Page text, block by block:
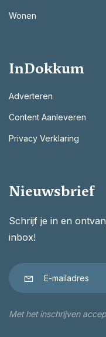
Wonen
InDokkum
Adverteren
Content Aanleveren
Privacy Verklaring
Nieuwsbrief
Schrijf je in en
inbox!
Met het inschrijven